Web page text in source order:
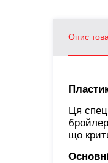
Опис
Ця
що